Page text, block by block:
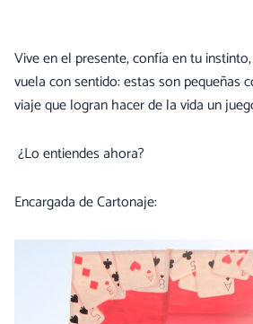
Vive en el presente, confía en tu
vuela con sentido: estas son pequeñas
viaje que logran hacer de la vida un
¿Lo entiendes ahora?
Encargada de Cartonaje: